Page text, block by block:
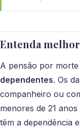
Entenda melhor
A pensão por
dependentes. Os
companheiro ou
menores de 21
têm a dependência